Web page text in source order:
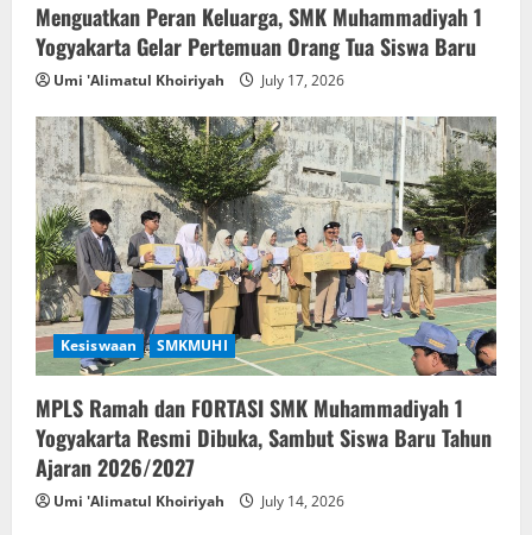
Menguatkan Peran Keluarga, SMK Muhammadiyah 1
Yogyakarta Gelar Pertemuan Orang Tua Siswa Baru
Umi 'Alimatul Khoiriyah July 17, 2026
Kesiswaan SMKMUHI
MPLS Ramah dan FORTASI SMK Muhammadiyah 1
Yogyakarta Resmi Dibuka, Sambut Siswa Baru Tahun
Ajaran 2026/2027
Umi 'Alimatul Khoiriyah July 14, 2026